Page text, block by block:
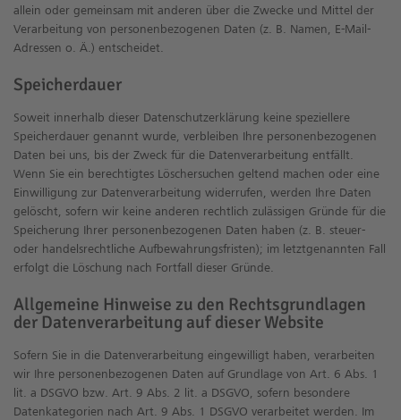
allein oder gemeinsam mit anderen über die Zwecke und Mittel der
Verarbeitung von personenbezogenen Daten (z. B. Namen, E-Mail-
Adressen o. Ä.) entscheidet.
Speicherdauer
Soweit innerhalb dieser Datenschutzerklärung keine speziellere
Speicherdauer genannt wurde, verbleiben Ihre personenbezogenen
Daten bei uns, bis der Zweck für die Datenverarbeitung entfällt.
Wenn Sie ein berechtigtes Löschersuchen geltend machen oder eine
Einwilligung zur Datenverarbeitung widerrufen, werden Ihre Daten
gelöscht, sofern wir keine anderen rechtlich zulässigen Gründe für die
Speicherung Ihrer personenbezogenen Daten haben (z. B. steuer-
oder handelsrechtliche Aufbewahrungsfristen); im letztgenannten Fall
erfolgt die Löschung nach Fortfall dieser Gründe.
Allgemeine Hinweise zu den Rechtsgrundlagen
der Datenverarbeitung auf dieser Website
Sofern Sie in die Datenverarbeitung eingewilligt haben, verarbeiten
wir Ihre personenbezogenen Daten auf Grundlage von Art. 6 Abs. 1
lit. a DSGVO bzw. Art. 9 Abs. 2 lit. a DSGVO, sofern besondere
Datenkategorien nach Art. 9 Abs. 1 DSGVO verarbeitet werden. Im